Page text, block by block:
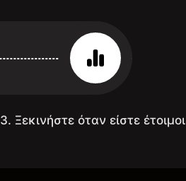
3. Ξεκινήστε όταν είστε έτοιμοι